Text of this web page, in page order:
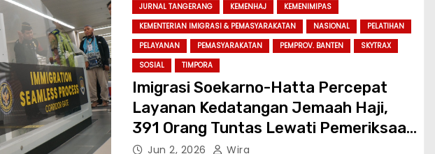
JURNAL TANGERANG
KEMENHAJ
KEMENIMIPAS
KEMENTERIAN IMIGRASI & PEMASYARAKATAN
NASIONAL
PELATIHAN
PELAYANAN
PEMASYARAKATAN PEMPROV. BANTEN
SKYTRAX
SOSIAL
TIMPORA
Imigrasi Soekarno-Hatta Percepat
Layanan Kedatangan Jemaah Haji,
391 Orang Tuntas Lewati Pemeriksaan
dalam 40 Menit
Jun 2, 2026 Wira